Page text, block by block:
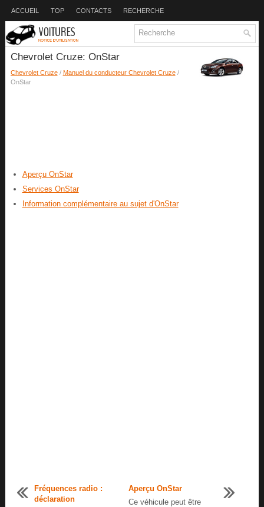
ACCUEIL TOP CONTACTS RECHERCHE
Chevrolet Cruze: OnStar
Chevrolet Cruze/ Manuel du conducteur Chevrolet Cruze/
OnStar
Aperçu OnStar
Services OnStar
Information complémentaire au sujet d'OnStar
Fréquences radio :
déclaration
Aperçu OnStar
Ce véhicule peut être